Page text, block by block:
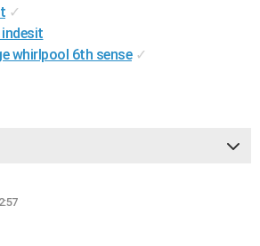
✓
indesit
whirlpool 6th sense ✓